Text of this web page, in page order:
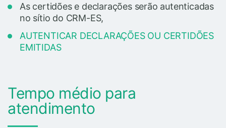
As certidões e declarações serão autenticadas
no sítio do CRM-ES,
AUTENTICAR DECLARAÇÕES OU CERTIDÕES
EMITIDAS
Tempo médio para
atendimento